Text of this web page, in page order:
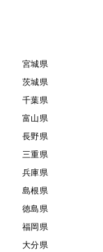
宮城県
茨城県
千葉県
富山県
長野県
三重県
兵庫県
島根県
徳島県
福岡県
大分県